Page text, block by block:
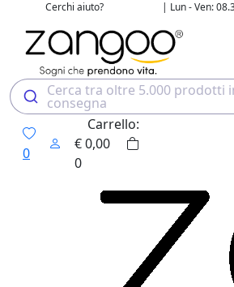
Cerchi aiuto? | Lun - Ven:
Cerca tra oltre 5.000 prodotti
consegna
0
Carrello:
€0,00
0